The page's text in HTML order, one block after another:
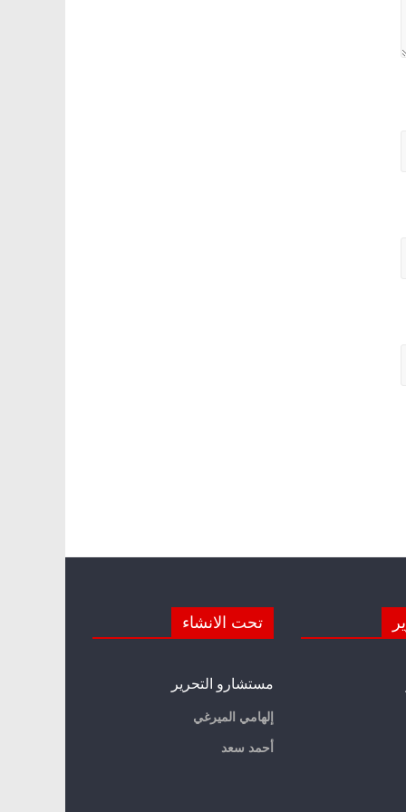
تحت الانشاء
مستشارو التحرير
إلهامي الميرغي
أحمد سعد